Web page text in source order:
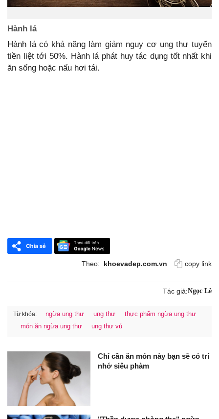
Hành lá
Hành lá có khả năng làm giảm nguy cơ ung thư tuyến
tiền liệt tới 50%. Hành lá phát huy tác dụng tốt nhất khi
ăn sống hoặc nấu hơi tái.
Theo: khoevadep.com.vn copy link
Tác giả:Ngọc Lê
Từ khóa: ngừa ung thư ung thư
thực phẩm ngừa ung thư
món ăn ngừa ung thư
ung thư vú
Chỉ cần ăn món này bạn sẽ có trí
nhớ siêu phàm